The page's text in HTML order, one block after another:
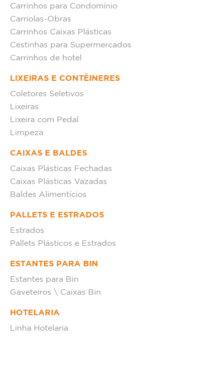
Carrinhos para Condomínio
Carriolas-Obras
Carrinhos Caixas Plásticas
Cestinhas para Supermercados
Carrinhos de hotel
LIXEIRAS E CONTÊINERES
Coletores Seletivos
Lixeiras
Lixeira com Pedal
Limpeza
CAIXAS E BALDES
Caixas Plásticas Fechadas
Caixas Plásticas Vazadas
Baldes Alimentícios
PALLETS E ESTRADOS
Estrados
Pallets Plásticos e Estrados
ESTANTES PARA BIN
Estantes para Bin
Gaveteiros \ Caixas Bin
HOTELARIA
Linha Hotelaria